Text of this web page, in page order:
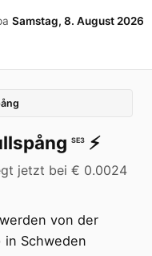
Samstag, 8. August 2026
SE3 ⚡️
jetzt bei € 0.0024
werden von der
in Schweden